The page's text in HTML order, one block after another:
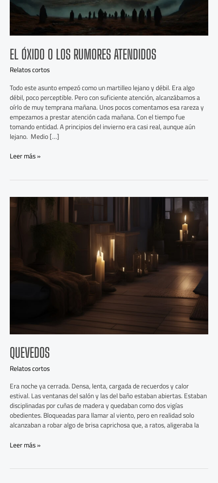
EL ÓXIDO O LOS RUMORES ATENDIDOS
Relatos cortos
Todo este asunto empezó como un martilleo lejano y débil. Era algo
débil, poco perceptible. Pero con suficiente atención, alcanzábamos a
oírlo de muy temprana mañana. Unos pocos comentamos esa rareza y
empezamos a prestar atención cada mañana. Con el tiempo fue
tomando entidad. A principios del invierno era casi real, aunque aún
lejano. Medio […]
Leer más »
QUEVEDOS
Relatos cortos
Era noche ya cerrada. Densa, lenta, cargada de recuerdos y calor
estival. Las ventanas del salón y las del baño estaban abiertas. Estaban
disciplinadas por cuñas de madera y quedaban como dos vigías
obedientes. Bloqueadas para llamar al viento, pero en realidad solo
alcanzaban a robar algo de brisa caprichosa que, a ratos, aligeraba la
Quevedos
Leer más »